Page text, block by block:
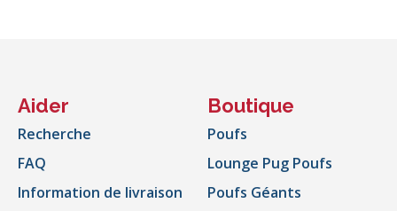
Aider
Recherche
FAQ
Information de livraison
Boutique
Poufs
Lounge Pug Poufs
Poufs Géants